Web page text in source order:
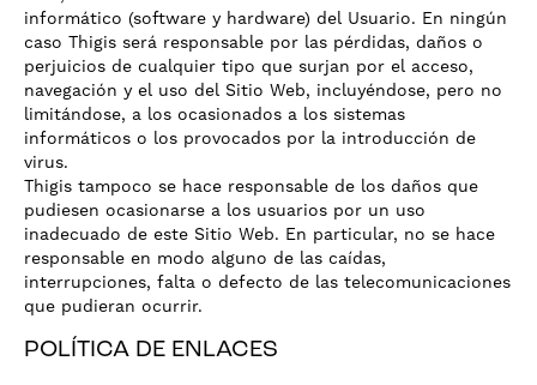
informático (software y hardware) del Usuario. En ningún
caso Thigis será responsable por las pérdidas, daños o
perjuicios de cualquier tipo que surjan por el acceso,
navegación y el uso del Sitio Web, incluyéndose, pero no
limitándose, a los ocasionados a los sistemas
informáticos o los provocados por la introducción de
virus.
Thigis tampoco se hace responsable de los daños que
pudiesen ocasionarse a los usuarios por un uso
inadecuado de este Sitio Web. En particular, no se hace
responsable en modo alguno de las caídas,
interrupciones, falta o defecto de las telecomunicaciones
que pudieran ocurrir.
POLÍTICA DE ENLACES